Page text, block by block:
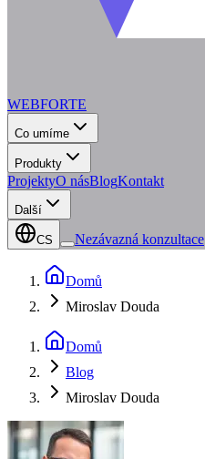
WEBFORTE
Co umíme
Produkty
ProjektyO násBlogKontakt
Další
CS Nezávazná konzultace
Domů
Miroslav Douda
Domů
Blog
Miroslav Douda